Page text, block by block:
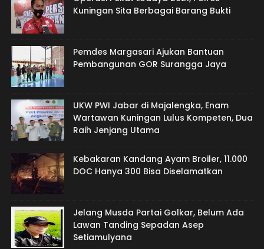
Kuningan Sita Berbagai Barang Bukti
Pemdes Margasari Ajukan Bantuan
Pembangunan GOR Surangga Jaya
UKW PWI Jabar di Majalengka, Enam
Wartawan Kuningan Lulus Kompeten, Dua
Raih Jenjang Utama
Kebakaran Kandang Ayam Broiler, 11.000
DOC Hanya 300 Bisa Diselamatkan
Jelang Musda Partai Golkar, Belum Ada
Lawan Tanding Sepadan Asep
Setiamulyana